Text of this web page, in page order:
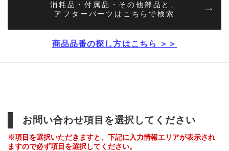
消耗品・付属品・その他部品と、
アフターパーツはこちらで検索
商品品番の探し方はこちら ＞＞
お問い合わせ項目を選択してください
※項目を選択いただきますと、下記に入力情報エリアが表示され
ますので必ず項目を選択してください。